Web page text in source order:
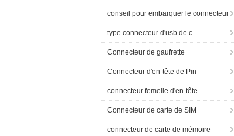
conseil pour embarquer le connecteur
type connecteur d'usb de c
Connecteur de gaufrette
Connecteur d'en-tête de Pin
connecteur femelle d'en-tête
Connecteur de carte de SIM
connecteur de carte de mémoire